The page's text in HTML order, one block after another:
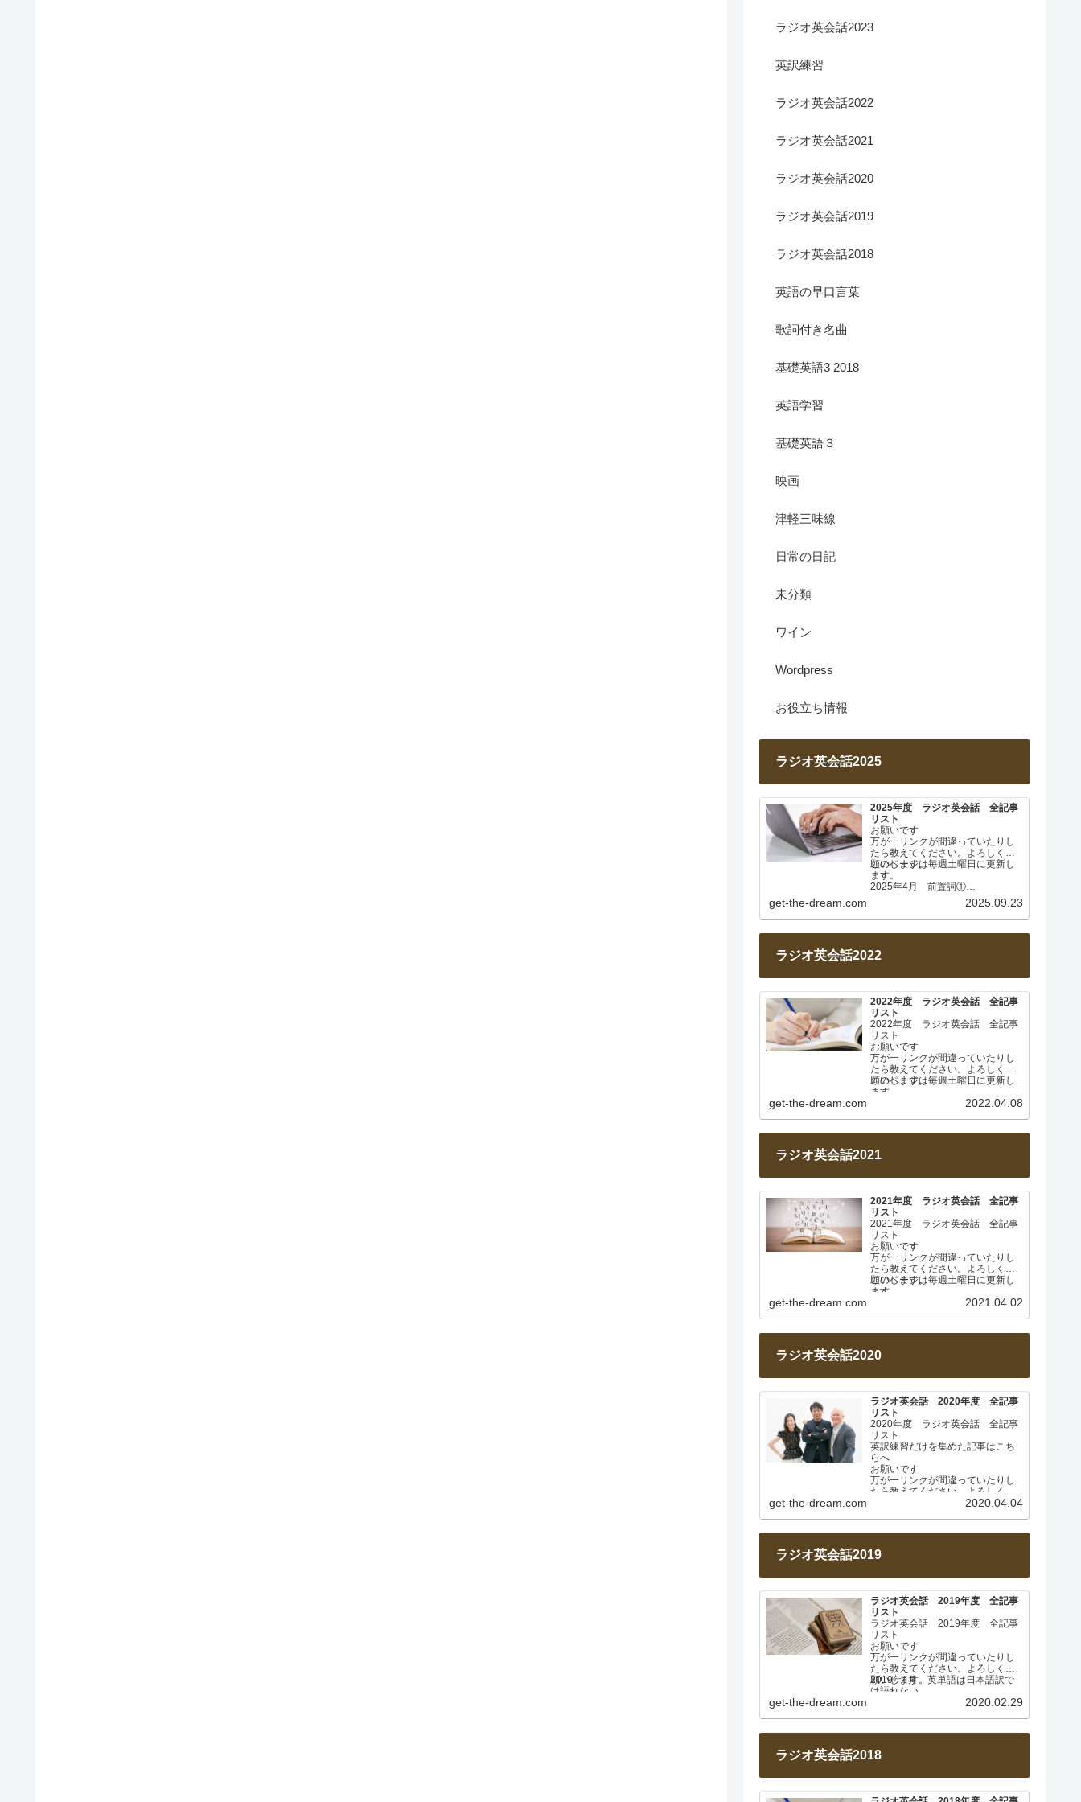
ラジオ英会話2023
英訳練習
ラジオ英会話2022
ラジオ英会話2021
ラジオ英会話2020
ラジオ英会話2019
ラジオ英会話2018
英語の早口言葉
歌詞付き名曲
基礎英語3 2018
英語学習
基礎英語３
映画
津軽三味線
日常の日記
未分類
ワイン
Wordpress
お役立ち情報
ラジオ英会話2025
2025年度 ラジオ英会話 全記事
リスト
お願いです
万が一リンクが間違っていたりし
たら教えてください。よろしくお
願いします。
このページは毎週土曜日に更新し
ます。
2025年4月 前置詞①
Lesson 001 前置詞about
get-the-dream.com 2025.09.23
ラジオ英会話2022
2022年度 ラジオ英会話 全記事
リスト
2022年度 ラジオ英会話 全記事
リスト
お願いです
万が一リンクが間違っていたりし
たら教えてください。よろしくお
願いします。
このページは毎週土曜日に更新し
ます。
2022年4月 基本動詞① 日…
get-the-dream.com 2022.04.08
ラジオ英会話2021
2021年度 ラジオ英会話 全記事
リスト
2021年度 ラジオ英会話 全記事
リスト
お願いです
万が一リンクが間違っていたりし
たら教えてください。よろしくお
願いします。
このページは毎週土曜日に更新し
ます。
2021年4月 なぜ日本人は英…
get-the-dream.com 2021.04.02
ラジオ英会話2020
ラジオ英会話 2020年度 全記事
リスト
2020年度 ラジオ英会話 全記事
リスト
英訳練習だけを集めた記事はこち
らへ
お願いです
万が一リンクが間違っていたりし
たら教えてください。よろしくお
このページは毎週土曜日に更新し
get-the-dream.com 2020.04.04
ラジオ英会話2019
ラジオ英会話 2019年度 全記事
リスト
ラジオ英会話 2019年度 全記事
リスト
お願いです
万が一リンクが間違っていたりし
たら教えてください。よろしくお
願いします。
2019年4月 英単語は日本語訳で
は語れない
get-the-dream.com 2020.02.29
ラジオ英会話2018